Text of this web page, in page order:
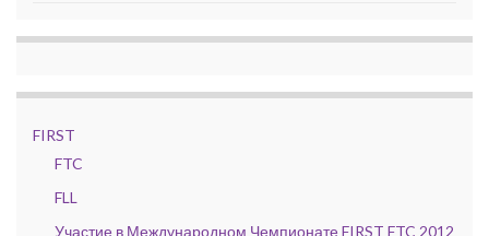
FIRST
FTC
FLL
Участие в Международном Чемпионате FIRST FTC 2012